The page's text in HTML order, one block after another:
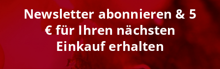
Newsletter abonnieren & 5
€ für Ihren nächsten
Einkauf erhalten